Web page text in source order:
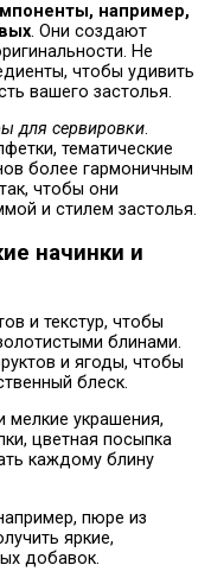
например,
. Они создают
Не
чтобы удивить
вашего застолья.
для сервировки.
тематические
более гармоничным
чтобы они
и стилем застолья.
начинки и
и текстур, чтобы
блинами.
и ягоды, чтобы
блеск.
мелкие украшения,
цветная посыпка
каждому блину
пюре из
яркие,
добавок.